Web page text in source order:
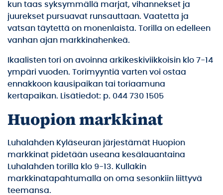
kun taas syksymmällä marjat, vihannekset ja
juurekset pursuavat runsauttaan. Vaatetta ja
vatsan täytettä on monenlaista. Torilla on edelleen
vanhan ajan markkinahenkeä.
Ikaalisten tori on avoinna arkikeskiviikkoisin klo 7-14
ympäri vuoden. Torimyyntiä varten voi ostaa
ennakkoon kausipaikan tai toriaamuna
kertapaikan. Lisätiedot: p. 044 730 1505
Huopion markkinat
Luhalahden Kyläseuran järjestämät Huopion
markkinat pidetään useana kesälauantaina
Luhalahden torilla klo 9-13. Kullakin
markkinatapahtumalla on oma sesonkiin liittyvä
teemansa.